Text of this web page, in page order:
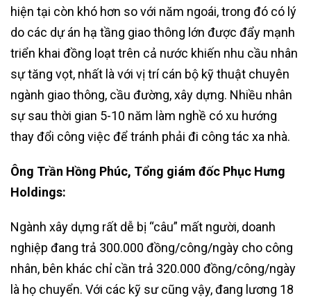
hiện tại còn khó hơn so với năm ngoái, trong đó có lý
do các dự án hạ tầng giao thông lớn được đẩy mạnh
triển khai đồng loạt trên cả nước khiến nhu cầu nhân
sự tăng vọt, nhất là với vị trí cán bộ kỹ thuật chuyên
ngành giao thông, cầu đường, xây dựng. Nhiều nhân
sự sau thời gian 5-10 năm làm nghề có xu hướng
thay đổi công việc để tránh phải đi công tác xa nhà.
Ông Trần Hồng Phúc, Tổng giám đốc Phục Hưng
Holdings:
Ngành xây dựng rất dễ bị “câu” mất người, doanh
nghiệp đang trả 300.000 đồng/công/ngày cho công
nhân, bên khác chỉ cần trả 320.000 đồng/công/ngày
là họ chuyển. Với các kỹ sư cũng vậy, đang lương 18